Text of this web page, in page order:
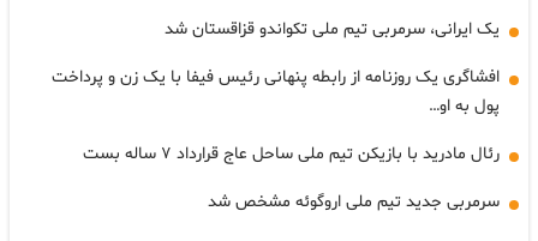
یک ایرانی، سرمربی تیم ملی تکواندو قزاقستان شد
افشاگری یک روزنامه از رابطه پنهانی رئیس فیفا با یک زن و پرداخت
پول به او…
رئال مادرید با بازیکن تیم ملی ساحل عاج قرارداد ۷ ساله بست
سرمربی جدید تیم ملی اروگوئه مشخص شد